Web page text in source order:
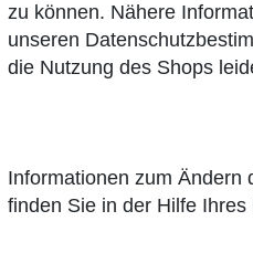
zu können. Nähere
unseren
die Nutzung des Shops
Informationen zum Ändern
finden Sie in der Hilfe Ihres